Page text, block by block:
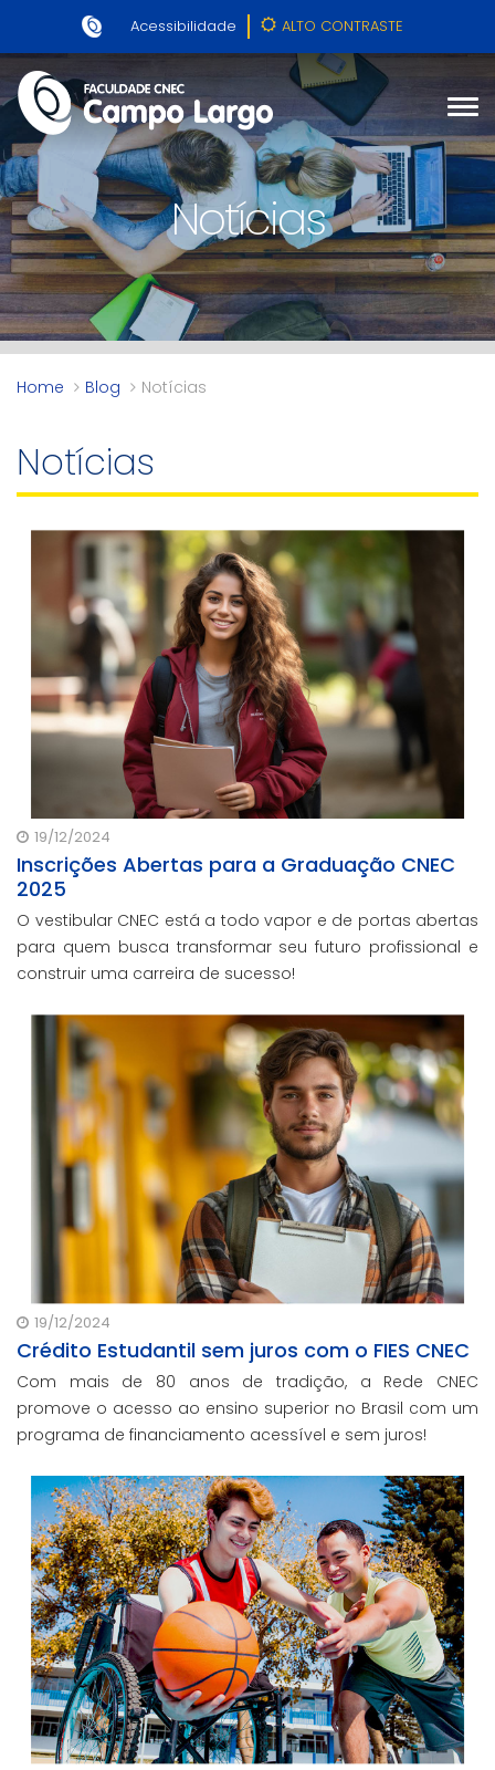
Acessibilidade ALTO CONTRASTE
Notícias
Home Blog Notícias
Notícias
19/12/2024
Inscrições Abertas para a Graduação CNEC
2025
O vestibular CNEC está a todo vapor e de portas abertas
para quem busca transformar seu futuro profissional e
construir uma carreira de sucesso!
19/12/2024
Crédito Estudantil sem juros com o FIES CNEC
Com mais de 80 anos de tradição, a Rede CNEC
promove o acesso ao ensino superior no Brasil com um
programa de financiamento acessível e sem juros!